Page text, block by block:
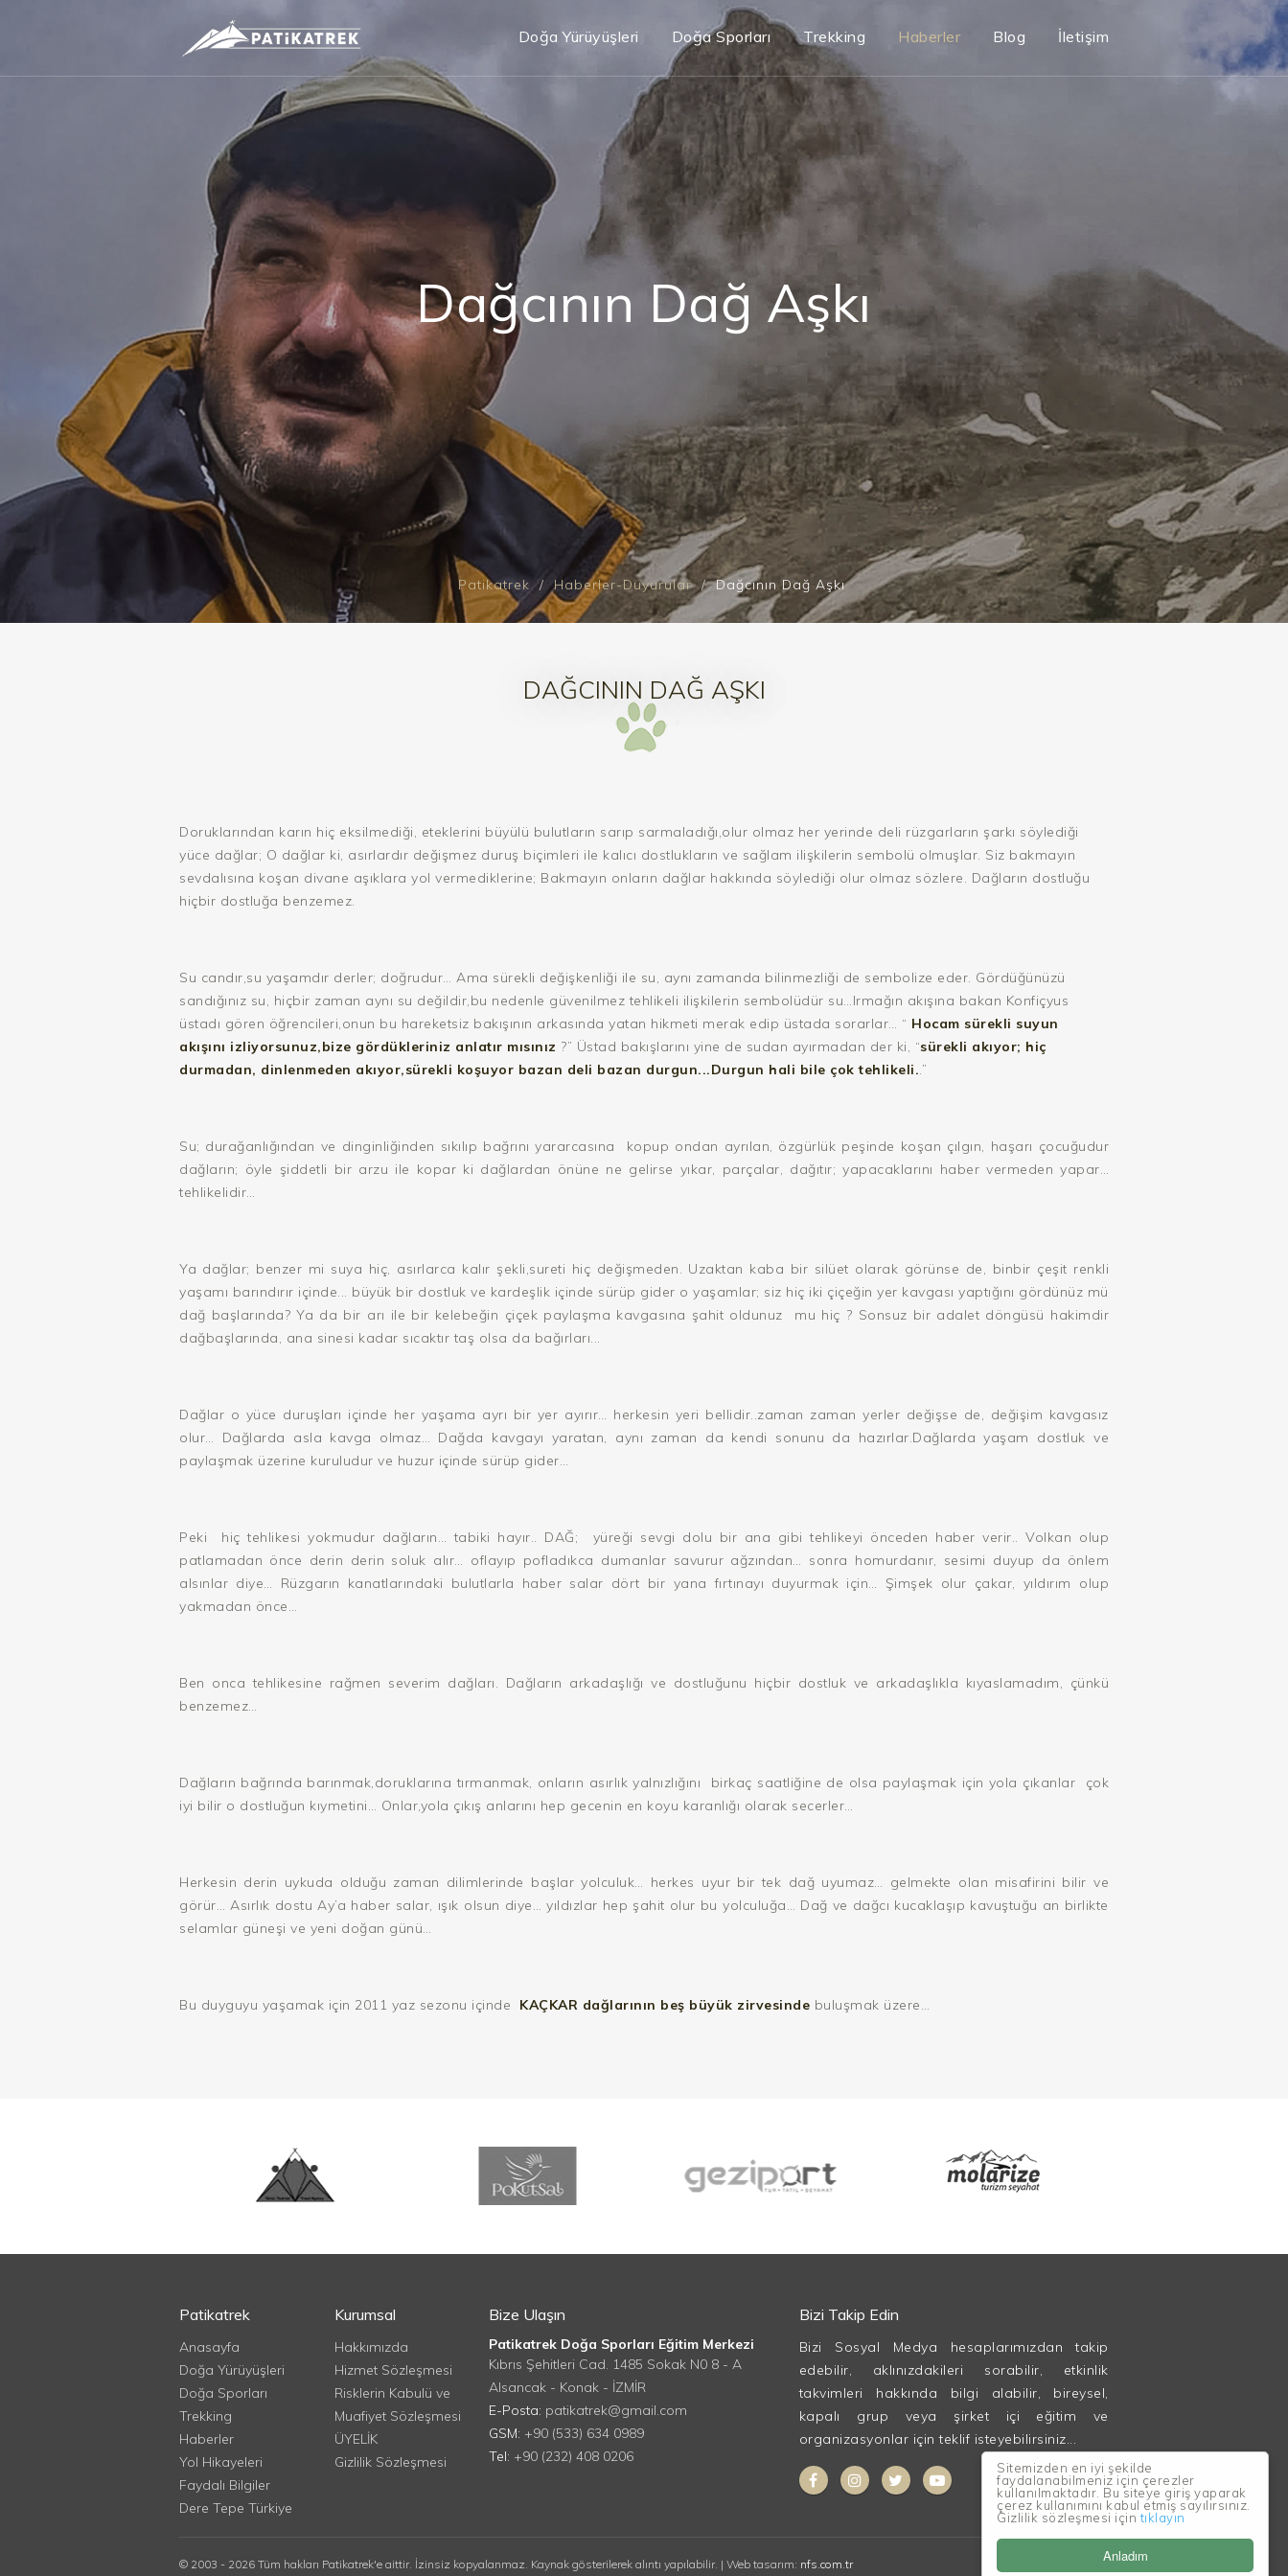
Anladım
Sitemizden en iyi şekilde
faydalanabilmeniz için çerezler
kullanılmaktadır. Bu siteye giriş yaparak
çerez kullanımını kabul etmiş sayılırsınız.
Gizlilik sözleşmesi içintıklayın
Doğa Yürüyüşleri Doğa Sporları Trekking Haberler Blog İletişim
Dağcının Dağ Aşkı
Patikatrek Haberler-Duyurular Dağcının Dağ Aşkı
DAĞCININ DAĞ AŞKI
Doruklarından karın hiç eksilmediği, eteklerini büyülü bulutların sarıp sarmaladığı,olur olmaz her yerinde deli rüzgarların şarkı söylediği
yüce dağlar; O dağlar ki, asırlardır değişmez duruş biçimleri ile kalıcı dostlukların ve sağlam ilişkilerin sembolü olmuşlar. Siz bakmayın
sevdalısına koşan divane aşıklara yol vermediklerine; Bakmayın onların dağlar hakkında söylediği olur olmaz sözlere. Dağların dostluğu
hiçbir dostluğa benzemez.
Su candır,su yaşamdır derler; doğrudur… Ama sürekli değişkenliği ile su, aynı zamanda bilinmezliği de sembolize eder. Gördüğünüzü
sandığınız su, hiçbir zaman aynı su değildir,bu nedenle güvenilmez tehlikeli ilişkilerin sembolüdür su…Irmağın akışına bakan Konfiçyus
üstadı gören öğrencileri,onun bu hareketsiz bakışının arkasında yatan hikmeti merak edip üstada sorarlar… “ Hocam sürekli suyun
akışını izliyorsunuz,bize gördükleriniz anlatır mısınız ?” Üstad bakışlarını yine de sudan ayırmadan der ki, “sürekli akıyor; hiç
durmadan, dinlenmeden akıyor,sürekli koşuyor bazan deli bazan durgun...Durgun hali bile çok tehlikeli..”
Su; durağanlığından ve dinginliğinden sıkılıp bağrını yararcasına
kopup ondan ayrılan, özgürlük peşinde koşan çılgın, haşarı çocuğudur
dağların; öyle şiddetli bir arzu ile kopar ki dağlardan önüne ne gelirse yıkar, parçalar, dağıtır; yapacaklarını haber vermeden yapar…
tehlikelidir…
Ya dağlar; benzer mi suya hiç, asırlarca kalır şekli,sureti hiç değişmeden. Uzaktan kaba bir silüet olarak görünse de, binbir çeşit renkli
yaşamı barındırır içinde... büyük bir dostluk ve kardeşlik içinde sürüp gider o yaşamlar; siz hiç iki çiçeğin yer kavgası yaptığını gördünüz mü
dağ başlarında? Ya da bir arı ile bir kelebeğin çiçek paylaşma kavgasına şahit oldunuz
mu hiç ? Sonsuz bir adalet döngüsü hakimdir
dağbaşlarında, ana sinesi kadar sıcaktır taş olsa da bağırları...
Dağlar o yüce duruşları içinde her yaşama ayrı bir yer ayırır… herkesin yeri bellidir..zaman zaman yerler değişse de, değişim kavgasız
olur… Dağlarda asla kavga olmaz… Dağda kavgayı yaratan, aynı zaman da kendi sonunu da hazırlar.Dağlarda yaşam dostluk ve
paylaşmak üzerine kuruludur ve huzur içinde sürüp gider…
Peki hiç tehlikesi yokmudur dağların… tabiki hayır.. DAĞ;
yüreği sevgi dolu bir ana gibi tehlikeyi önceden haber verir.. Volkan olup
patlamadan önce derin derin soluk alır… oflayıp pofladıkca dumanlar savurur ağzından… sonra homurdanır, sesimi duyup da önlem
alsınlar diye… Rüzgarın kanatlarındaki bulutlarla haber salar dört bir yana fırtınayı duyurmak için… Şimşek olur çakar, yıldırım olup
yakmadan önce…
Ben onca tehlikesine rağmen severim dağları. Dağların arkadaşlığı ve dostluğunu hiçbir dostluk ve arkadaşlıkla kıyaslamadım, çünkü
benzemez…
Dağların bağrında barınmak,doruklarına tırmanmak, onların asırlık yalnızlığını birkaç saatliğine de olsa paylaşmak için yola çıkanlar
çok
iyi bilir o dostluğun kıymetini… Onlar,yola çıkış anlarını hep gecenin en koyu karanlığı olarak secerler…
Herkesin derin uykuda olduğu zaman dilimlerinde başlar yolculuk… herkes uyur bir tek dağ uyumaz… gelmekte olan misafirini bilir ve
görür… Asırlık dostu Ay’a haber salar, ışık olsun diye… yıldızlar hep şahit olur bu yolculuğa… Dağ ve dağcı kucaklaşıp kavuştuğu an birlikte
selamlar güneşi ve yeni doğan günü…
Bu duyguyu yaşamak için 2011 yaz sezonu içinde KAÇKAR dağlarının beş büyük zirvesinde buluşmak üzere…
Patikatrek
Anasayfa
Doğa Yürüyüşleri
Doğa Sporları
Trekking
Haberler
Yol Hikayeleri
Faydalı Bilgiler
Dere Tepe Türkiye
Kurumsal
Hakkımızda
Hizmet Sözleşmesi
Risklerin Kabulü ve
Muafiyet Sözleşmesi
ÜYELİK
Gizlilik Sözleşmesi
Bize Ulaşın
Patikatrek Doğa Sporları Eğitim Merkezi
Kıbrıs Şehitleri Cad. 1485 Sokak N0 8 - A
Alsancak - Konak - İZMİR
E-Posta: patikatrek@gmail.com
GSM: +90 (533) 634 0989
Tel: +90 (232) 408 0206
Bizi Takip Edin
Bizi Sosyal Medya hesaplarımızdan takip
edebilir, aklınızdakileri sorabilir, etkinlik
takvimleri hakkında bilgi alabilir, bireysel,
kapalı grup veya şirket içi eğitim ve
organizasyonlar için teklif isteyebilirsiniz...
© 2003 - 2026 Tüm hakları Patikatrek'e aittir. İzinsiz kopyalanmaz. Kaynak gösterilerek alıntı yapılabilir. | Web tasarım: nfs.com.tr